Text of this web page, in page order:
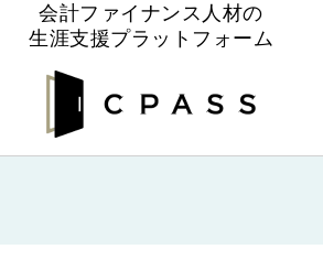
会計ファイナンス人材の
生涯支援プラットフォーム